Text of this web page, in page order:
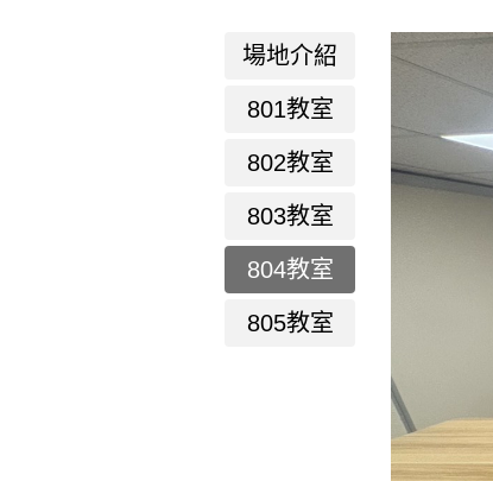
場地介紹
801教室
802教室
803教室
804教室
805教室